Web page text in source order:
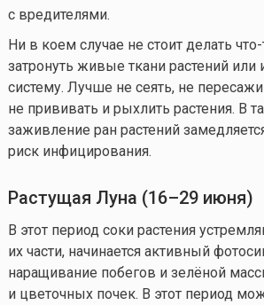
с вредителями.
Ни в коем случае не стоит делать
затронуть живые ткани растений или
систему. Лучше не сеять, не
не прививать и рыхлить растения. В
заживление ран растений
риск инфицирования.
Растущая Луна (16–29 июня)
В этот период соки растения
их части, начинается активный
наращивание побегов и зелёной
и цветочных почек. В этот период